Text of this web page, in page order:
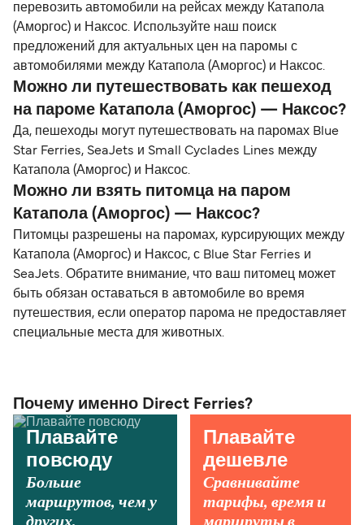
перевозить автомобили на рейсах между Катапола
(Аморгос) и Наксос. Используйте наш поиск
предложений для актуальных цен на паромы с
автомобилями между Катапола (Аморгос) и Наксос.
Можно ли путешествовать как пешеход
на пароме Катапола (Аморгос) — Наксос?
Да, пешеходы могут путешествовать на паромах Blue
Star Ferries, SeaJets и Small Cyclades Lines между
Катапола (Аморгос) и Наксос.
Можно ли взять питомца на паром
Катапола (Аморгос) — Наксос?
Питомцы разрешены на паромах, курсирующих между
Катапола (Аморгос) и Наксос, с Blue Star Ferries и
SeaJets. Обратите внимание, что ваш питомец может
быть обязан оставаться в автомобиле во время
путешествия, если оператор парома не предоставляет
специальные места для животных.
Почему именно Direct Ferries?
Плавайте
повсюду
Больше
маршрутов, чем у
Плавайте
дешевле
Сравнивайте
тарифы, время и